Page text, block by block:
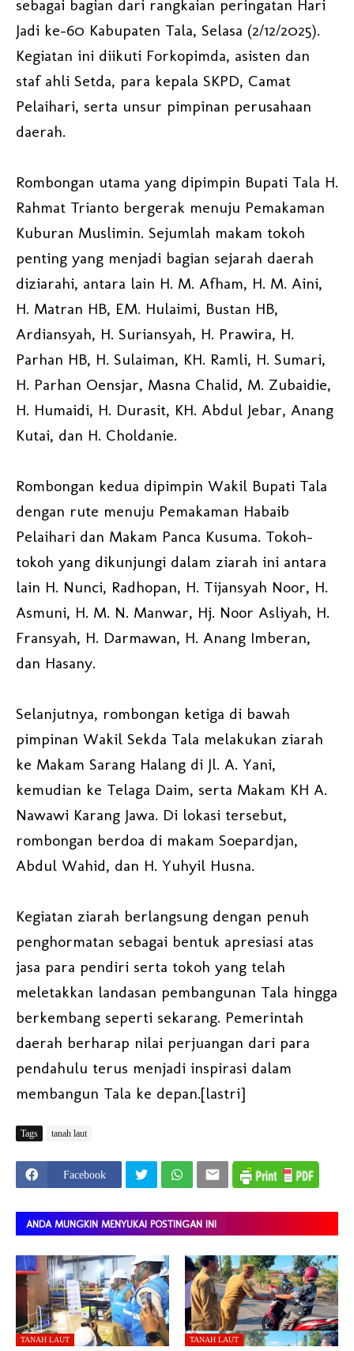
sebagai bagian dari rangkaian peringatan Hari
Jadi ke-60 Kabupaten Tala, Selasa (2/12/2025).
Kegiatan ini diikuti Forkopimda, asisten dan
staf ahli Setda, para kepala SKPD, Camat
Pelaihari, serta unsur pimpinan perusahaan
daerah.
Rombongan utama yang dipimpin Bupati Tala H.
Rahmat Trianto bergerak menuju Pemakaman
Kuburan Muslimin. Sejumlah makam tokoh
penting yang menjadi bagian sejarah daerah
diziarahi, antara lain H. M. Afham, H. M. Aini,
H. Matran HB, EM. Hulaimi, Bustan HB,
Ardiansyah, H. Suriansyah, H. Prawira, H.
Parhan HB, H. Sulaiman, KH. Ramli, H. Sumari,
H. Parhan Oensjar, Masna Chalid, M. Zubaidie,
H. Humaidi, H. Durasit, KH. Abdul Jebar, Anang
Kutai, dan H. Choldanie.
Rombongan kedua dipimpin Wakil Bupati Tala
dengan rute menuju Pemakaman Habaib
Pelaihari dan Makam Panca Kusuma. Tokoh-
tokoh yang dikunjungi dalam ziarah ini antara
lain H. Nunci, Radhopan, H. Tijansyah Noor, H.
Asmuni, H. M. N. Manwar, Hj. Noor Asliyah, H.
Fransyah, H. Darmawan, H. Anang Imberan,
dan Hasany.
Selanjutnya, rombongan ketiga di bawah
pimpinan Wakil Sekda Tala melakukan ziarah
ke Makam Sarang Halang di Jl. A. Yani,
kemudian ke Telaga Daim, serta Makam KH A.
Nawawi Karang Jawa. Di lokasi tersebut,
rombongan berdoa di makam Soepardjan,
Abdul Wahid, dan H. Yuhyil Husna.
Kegiatan ziarah berlangsung dengan penuh
penghormatan sebagai bentuk apresiasi atas
jasa para pendiri serta tokoh yang telah
meletakkan landasan pembangunan Tala hingga
berkembang seperti sekarang. Pemerintah
daerah berharap nilai perjuangan dari para
pendahulu terus menjadi inspirasi dalam
membangun Tala ke depan.[lastri]
Tags tanah laut
Facebook
ANDA MUNGKIN MENYUKAI POSTINGAN INI
TANAH LAUT TANAH LAUT